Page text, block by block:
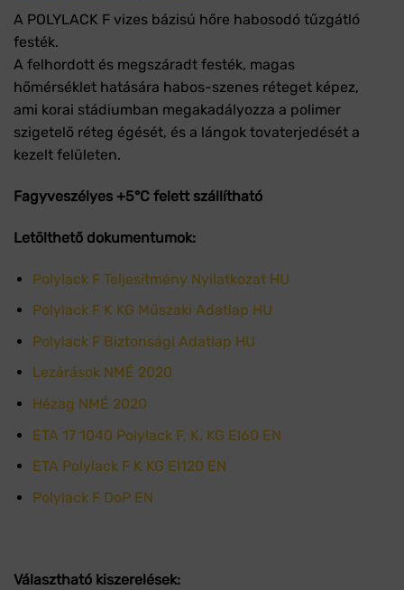
A POLYLACK F vizes bázisú hőre habosodó tűzgátló
festék.
A felhordott és megszáradt festék, magas
hőmérséklet hatására habos-szenes réteget képez,
ami korai stádiumban megakadályozza a polimer
szigetelő réteg égését, és a lángok tovaterjedését a
kezelt felületen.
Fagyveszélyes +5°C felett szállítható
Letölthető dokumentumok:
Polylack F Teljesítmény Nyilatkozat HU
Polylack F K KG Műszaki Adatlap HU
Polylack F Biztonsági Adatlap HU
Lezárások NMÉ 2020
Hézag NMÉ 2020
ETA 17 1040 Polylack F, K, KG EI60 EN
ETA Polylack F K KG EI120 EN
Polylack F DoP EN
Választható kiszerelések: